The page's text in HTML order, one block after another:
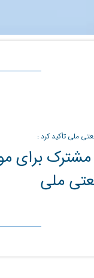
ملی تأکید کرد :
برای
ملی